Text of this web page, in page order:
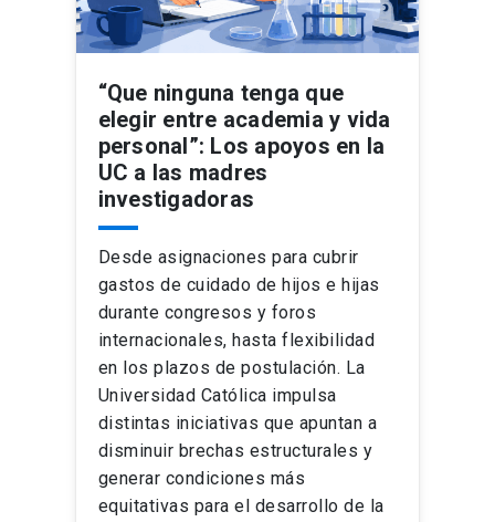
“Que ninguna tenga que
elegir entre academia y vida
personal”: Los apoyos en la
UC a las madres
investigadoras
Desde asignaciones para cubrir
gastos de cuidado de hijos e hijas
durante congresos y foros
internacionales, hasta flexibilidad
en los plazos de postulación. La
Universidad Católica impulsa
distintas iniciativas que apuntan a
disminuir brechas estructurales y
generar condiciones más
equitativas para el desarrollo de la